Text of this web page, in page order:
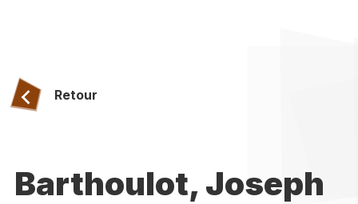
Retour
Barthoulot, Joseph